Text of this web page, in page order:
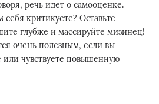
речь идет о самооценке.
критикуете? Оставьте
глубже и массируйте мизинец!
очень полезным, если вы
или чувствуете повышенную